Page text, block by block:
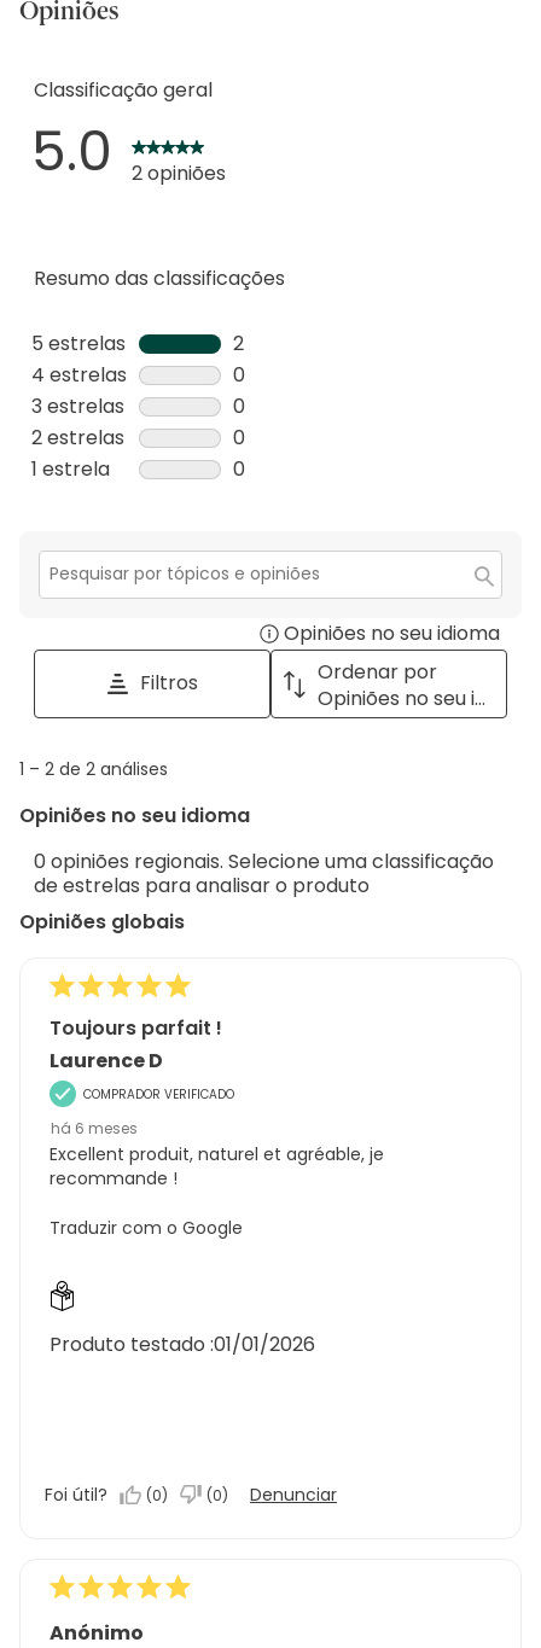
Opiniões
Resumo das classificações
5 estrelas estrelas
2
2
análises
com
5
4 estrelas estrelas
0
0
análise
com
3 estrelas estrelas
0
0
análise
estrelas.
2 estrelas estrelas
0
0
2
estrelas.
1 estrela estrelas
0
com
1
Classificação geral
5.0 2 opiniões
Secção
Opiniões no seu idioma
a
with
Filtros
Ordenar por
Opiniões no seu idioma
1
2
análises
1 – 2 de 2 análises
Opiniões no seu idioma
0 opiniões regionais. Selecione uma classificação
de estrelas para analisar o produto
Opiniões globais
Toujours parfait !
Laurence D
COMPRADOR VERIFICADO
há 6 meses
Excellent produit, naturel et agréable, je
recommande !
Traduzir com o Google
Produto testado :01/01/2026
Foi útil? (0) (0) Denunciar
Anónimo